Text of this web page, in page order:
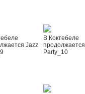
Jazz
В Коктебеле
Party_10